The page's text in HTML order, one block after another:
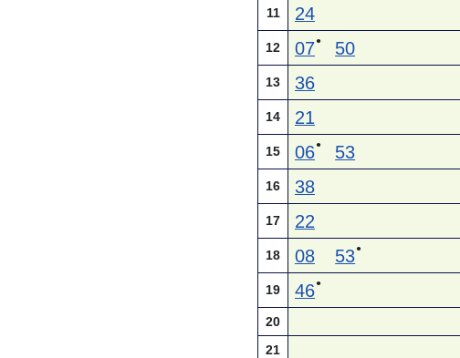
11 24
12 07● 50
13 36
14 21
15 06● 53
16 38
17 22
18 08 53●
19 46●
20
21